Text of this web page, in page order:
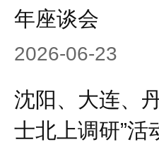
年座谈会
2026-06-23
沈阳、大连、
士北上调研”活